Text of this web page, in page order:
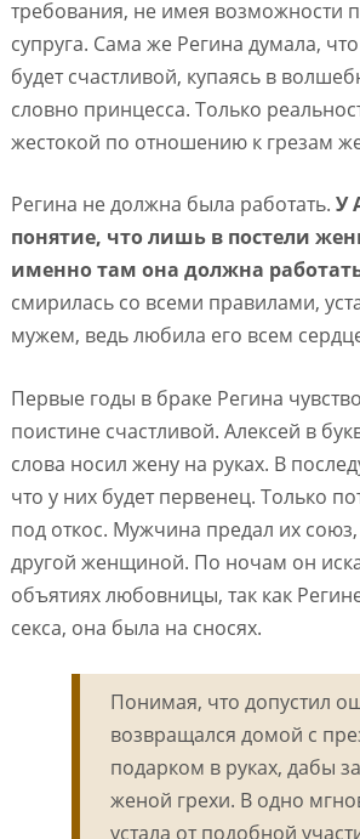
требования, не имея возможности
супруга. Сама же Регина думала,
будет счастливой, купаясь в
словно принцесса. Только
жестокой по отношению к грезам
Регина не должна была работать. У
понятие, что лишь в постели
именно там она должна
смирилась со всеми правилами,
мужем, ведь любила его всем
Первые годы в браке Регина
поистине счастливой. Алексей в
слова носил жену на руках. В
что у них будет первенец. Только
под откос. Мужчина предал их
другой женщиной. По ночам он
объятиях любовницы, так как
секса, она была на сносях.
Понимая, что допустил
возвращался домой с
подарком в руках, дабы
женой грехи. В одно
устала от подобной